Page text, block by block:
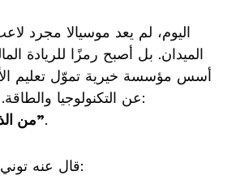
اليوم، لم يعد موسيالا مجرد
الميدان. بل أصبح رمزًا للريادة
أسس مؤسسة خيرية تموّل تعليم
عن التكنولوجيا والطاقة. وبدأ حملة بعنوان:
“من الذهب إلى القلوب”.
قال عنه توني كروس ذات مرة: